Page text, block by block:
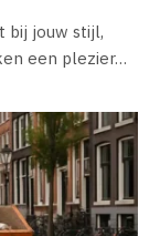
bij jouw stijl,
een plezier…